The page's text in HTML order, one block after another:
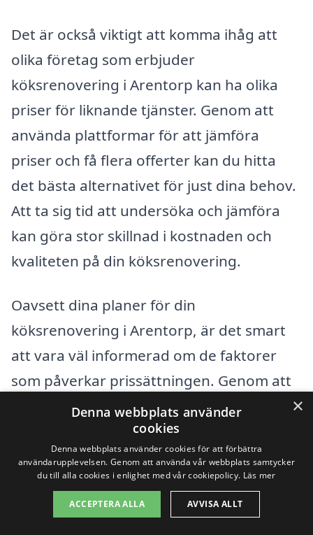
Det är också viktigt att komma ihåg att
olika företag som erbjuder
köksrenovering i Arentorp kan ha olika
priser för liknande tjänster. Genom att
använda plattformar för att jämföra
priser och få flera offerter kan du hitta
det bästa alternativet för just dina behov.
Att ta sig tid att undersöka och jämföra
kan göra stor skillnad i kostnaden och
kvaliteten på din köksrenovering.
Oavsett dina planer för din
köksrenovering i Arentorp, är det smart
att vara väl informerad om de faktorer
som påverkar prissättningen. Genom att
göra din research och överväga dina
alternativ noggrant kan du säkerställa att
din renovering blir både lyckad och
kostnadseffektiv.
×
Denna webbplats använder
cookies
Denna webbplats använder cookies för att förbättra
användarupplevelsen. Genom att använda vår webbplats samtycker
du till alla cookies i enlighet med vår cookiepolicy. Läs mer
ACCEPTERA ALLA AVVISA ALLT